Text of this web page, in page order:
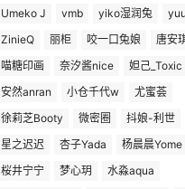
Umeko J
vmb yiko湿润兔
ZinieQ
丽柜 咬一口兔娘
唐安
喵糖印画
奈汐酱nice
妲己_Toxic
安然anran
小仓千代w
尤蜜荟
徐莉芝Booty
微密圈 抖娘-利世
星之迟迟
杏子Yada 杨晨晨Yome
桜井宁宁
梦心玥
水淼aqua